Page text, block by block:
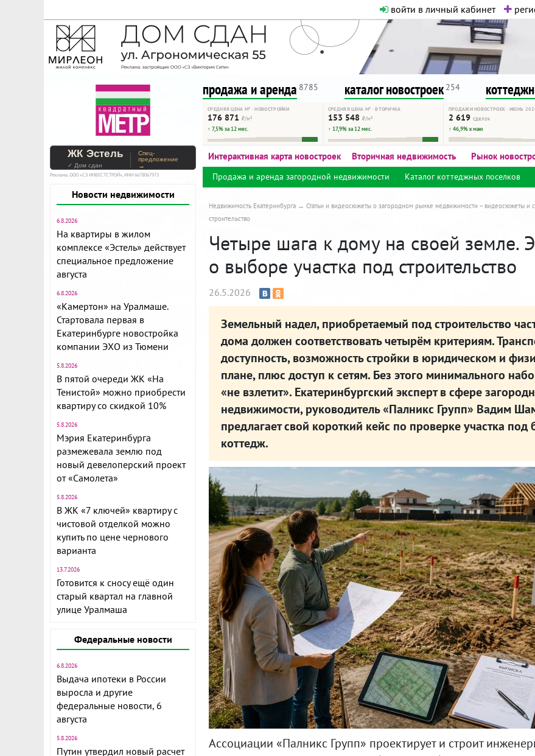
войти в личный кабинет
На Метре реклама - только нормальная. Никакого шок-
Помогайте независимому ресурсу, как он помогает вам.
продажа и аренда 8785 каталог новостроек 254
СРЕДНЯЯ ЦЕНА М² · НОВОСТРОЙКИ
176 871 ₽/м²
↑ 7,5% за 12 мес.
СРЕДНЯЯ ЦЕНА М² · ВТОРИЧКА
153 548 ₽/м²
↑ 17,9% за 12 мес.
ПРОДАЖИ НОВОСТРОЕК · ИЮНЬ
2 619 сделок
↑ 46,9% к маю
ЖК Эстель
✓ Дом сдан
Спец-
предложение
→
Реклама. ООО «СЗ ИНВЕСТСТРОЙ», ИНН 6678067973
Новости недвижимости
6.8.2026
На квартиры в жилом
комплексе «Эстель» действует
специальное предложение
августа
6.8.2026
«Камертон» на Уралмаше.
Стартовала первая в
Екатеринбурге новостройка
компании ЭХО из Тюмени
5.8.2026
В пятой очереди ЖК «На
Тенистой» можно приобрести
квартиру со скидкой 10%
5.8.2026
Мэрия Екатеринбурга
размежевала землю под
новый девелоперский проект
от «Самолета»
5.8.2026
В ЖК «7 ключей» квартиру с
чистовой отделкой можно
купить по цене чернового
варианта
13.7.2026
Готовится к сносу ещё один
старый квартал на главной
улице Уралмаша
Федеральные новости
6.8.2026
Выдача ипотеки в России
выросла и другие
федеральные новости, 6
августа
5.8.2026
Путин утвердил новый расчет
Интерактивная карта новостроек Вторичная недвижимость Рынок
Продажа и аренда загородной недвижимости Каталог коттеджных поселков
Недвижимость Екатеринбурга Статьи и видеосюжеты о загородном рынке недвижимости – видеосюжеты и
строительство
Четыре шага к дому на своей земле.
о выборе участка под строительство
26.5.2026
Земельный надел, приобретаемый под строительство
дома должен соответствовать четырём критериям.
доступность, возможность стройки в юридическом и
плане, плюс доступ к сетям. Без этого минимального
«не взлетит». Екатеринбургский эксперт в сфере
недвижимости, руководитель «Палникс Групп» Вадим
предлагает свой короткий кейс по проверке участка
коттедж.
Ассоциации «Палникс Групп» проектирует и строит